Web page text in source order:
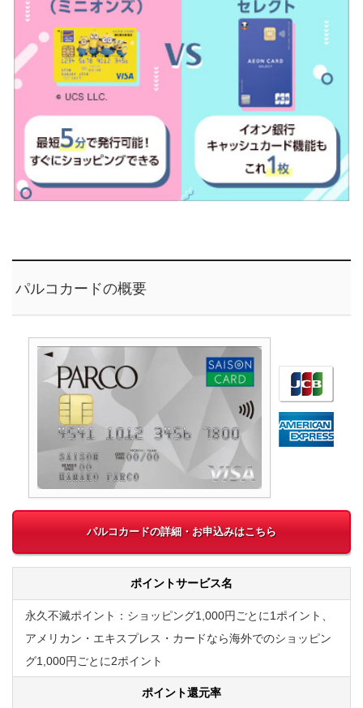
パルコカードの概要
パルコカードの詳細・お申込みはこちら
ポイントサービス名
永久不滅ポイント：ショッピング1,000円ごとに1ポイント、
アメリカン・エキスプレス・カードなら海外でのショッピン
グ1,000円ごとに2ポイント
ポイント還元率